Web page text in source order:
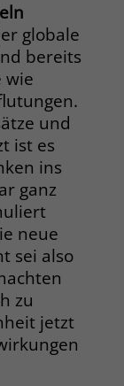
globale
bereits
wie
und
ist es
ins
ganz
neue
sei also
zu
jetzt
Benutzers
is used to
Cookie,
Benutzers
einzigen
User-ID.